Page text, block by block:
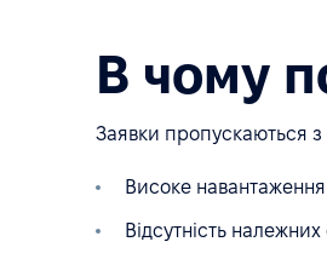
В чому
Заявки пропускаються
Високе
Відсутність